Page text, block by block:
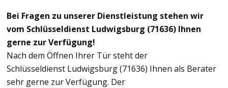
Bei Fragen zu unserer Dienstleistung stehen wir
vom Schlüsseldienst Ludwigsburg (71636) Ihnen
gerne zur Verfügung!
Nach dem Öffnen Ihrer Tür steht der
Schlüsseldienst Ludwigsburg (71636) Ihnen als Berater
sehr gerne zur Verfügung. Der